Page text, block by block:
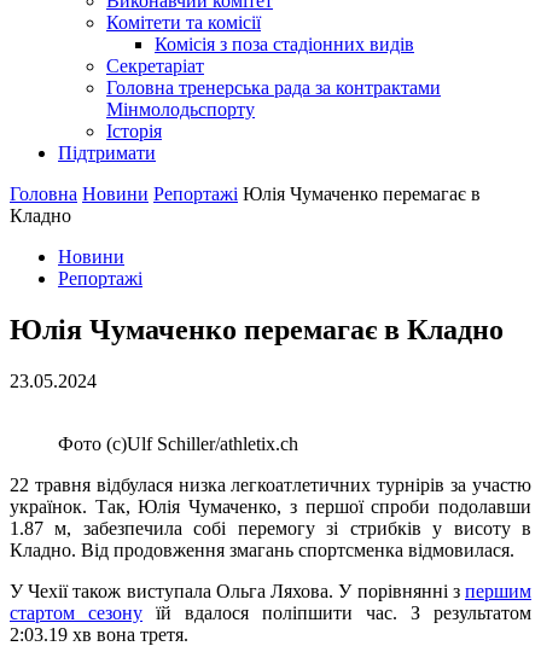
Комітети та комісії
Комісія з поза стадіонних видів
Секретаріат
Головна тренерська рада за контрактами
Мінмолодьспорту
Історія
Підтримати
Головна Новини Репортажі Юлія Чумаченко перемагає в
Кладно
Новини
Репортажі
Юлія Чумаченко перемагає в Кладно
23.05.2024
Фото (с)Ulf Schiller/athletix.ch
22 травня відбулася низка легкоатлетичних турнірів за участю
українок. Так, Юлія Чумаченко, з першої спроби подолавши
1.87 м, забезпечила собі перемогу зі стрибків у висоту в
Кладно. Від продовження змагань спортсменка відмовилася.
У Чехії також виступала Ольга Ляхова. У порівнянні з першим
стартом сезону їй вдалося поліпшити час. З результатом
2:03.19 хв вона третя.